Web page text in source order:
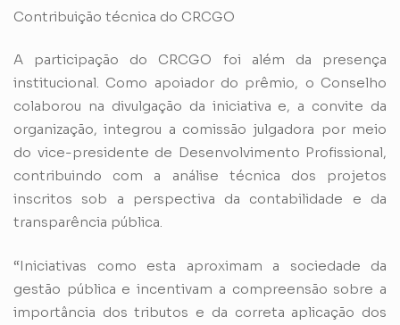
Contribuição técnica do CRCGO
A participação do CRCGO foi além da presença
institucional. Como apoiador do prêmio, o Conselho
colaborou na divulgação da iniciativa e, a convite da
organização, integrou a comissão julgadora por meio
do vice-presidente de Desenvolvimento Profissional,
contribuindo com a análise técnica dos projetos
inscritos sob a perspectiva da contabilidade e da
transparência pública.
“Iniciativas como esta aproximam a sociedade da
gestão pública e incentivam a compreensão sobre a
importância dos tributos e da correta aplicação dos